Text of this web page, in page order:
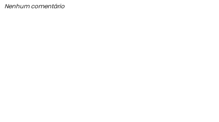
Nenhum comentário